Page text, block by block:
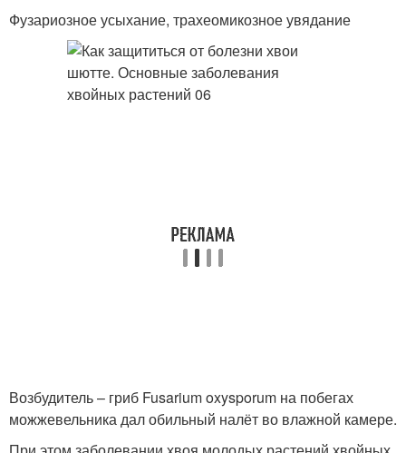
Фузариозное усыхание, трахеомикозное увядание
Возбудитель – гриб Fusarium oxysporum на побегах
можжевельника дал обильный налёт во влажной камере.